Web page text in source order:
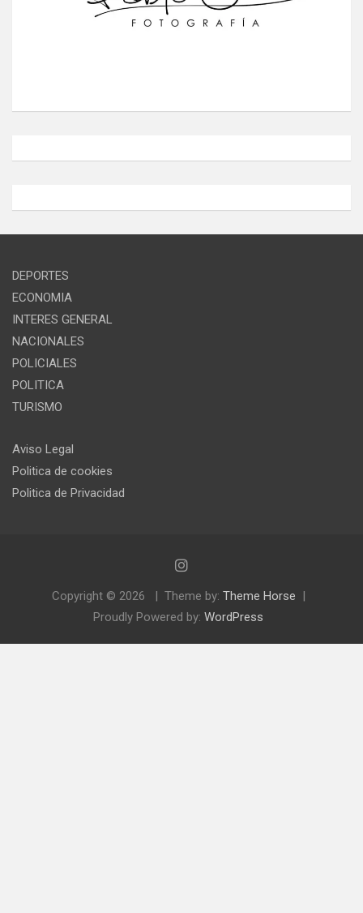
DEPORTES
ECONOMIA
INTERES GENERAL
NACIONALES
POLICIALES
POLITICA
TURISMO
Aviso Legal
Politica de cookies
Politica de Privacidad
Copyright © 2026 Theme by: Theme Horse
Proudly Powered by: WordPress